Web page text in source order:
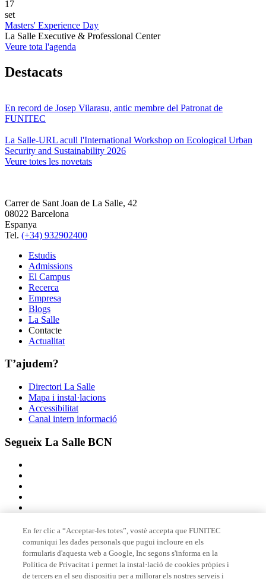
17
set
Masters' Experience Day
La Salle Executive & Professional Center
Veure tota l'agenda
Destacats
En record de Josep Vilarasu, antic membre del Patronat de
FUNITEC
La Salle-URL acull l'International Workshop on Ecological Urban
Security and Sustainability 2026
Veure totes les novetats
Carrer de Sant Joan de La Salle, 42
08022 Barcelona
Espanya
Tel. (+34) 932902400
Estudis
Admissions
El Campus
Recerca
Empresa
Blogs
La Salle
Contacte
Actualitat
T’ajudem?
Directori La Salle
Mapa i instal·lacions
Accessibilitat
Canal intern informació
Segueix La Salle BCN
Membre de
En fer clic a “Acceptar-les totes”, vostè accepta que FUNITEC
comuniqui les dades personals que pugui incloure en els
formularis d'aquesta web a Google, Inc segons s'informa en la
Política de Privacitat i permet la instal·lació de cookies pròpies i
de tercers en el seu dispositiu per a millorar els nostres serveis i